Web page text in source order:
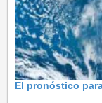
El pronóstico